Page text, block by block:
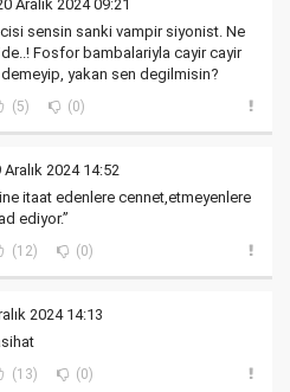
Aralık 2024 09:21
sensin sanki vampir siyonist. Ne
Fosfor bambalariyla cayir cayir
yakan sen degilmisin?
(5) (0)
Aralık 2024 14:52
itaat edenlere cennet,etmeyenlere
ediyor.”
(12) (0)
2024 14:13
(13) (0)